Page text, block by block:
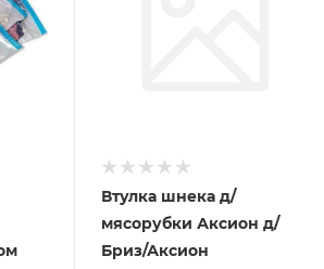
Втулка шнека д/
мясорубки Аксион д/
Бриз/Аксион